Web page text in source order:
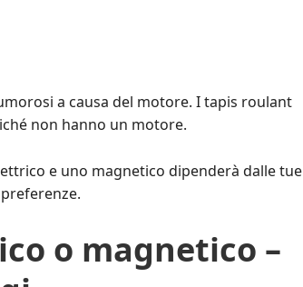
a causa del motore. I tapis roulant
non hanno un motore.
e uno magnetico dipenderà dalle tue
o magnetico –